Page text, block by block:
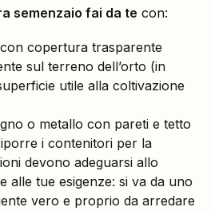
semenzaio fai da te con:
copertura trasparente
sul terreno dell’orto (in
utile alla coltivazione
o metallo con pareti e tetto
i contenitori per la
devono adeguarsi allo
alle tue esigenze: si va da uno
vero e proprio da arredare